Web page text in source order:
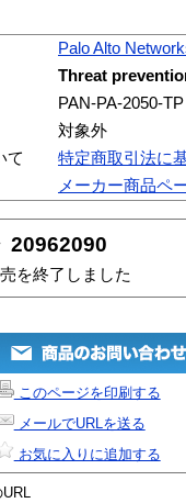
Palo Alto
Threat
PAN-PA-2050-TP
対象外
て
特定商取引法に
メーカー商品ペ
20962090
を終了しました
このページを印刷する
メールでURLを送る
お気に入りに追加する